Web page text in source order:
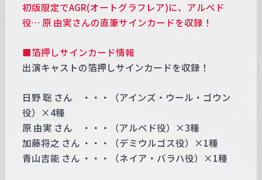
初版限定でAGR(オートグラフレア)に、アルベド
役… 原 由実さんの直筆サインカードを収録！
■箔押しサインカード情報
出演キャストの箔押しサインカードを収録！
日野 聡 さん ・・・（アインズ・ウール・ゴウン
役）×4種
原 由実 さん ・・・（アルベド役）×3種
加藤将之 さん ・・・（デミウルゴス役）×1種
青山吉能 さん ・・・（ネイア・バラハ役）×1種